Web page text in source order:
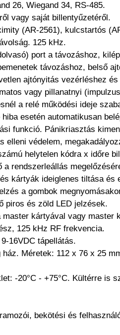
26, Wiegand 34, RS-485.
vagy saját billentyűzetéről.
(AR-2561), kulcstartós
125 kHz.
port a távozáshoz,
távozáshoz, belső
ajtónyitás vezérléshez
vagy pillanatnyi
a relé működési ideje
esetén automatikusan
funkció. Pánikriasztás
elleni védelem,
helytelen kódra x időre
a rendszerleállás
kártyák ideiglenes tiltása és
a gombok
piros és zöld LED jelzések.
master kártyával vagy master
125 kHz RF frekvencia.
16VDC tápellátás.
Méretek: 112 x 76 x 25
-20°C - +75°C. Kültérre is
bekötési és